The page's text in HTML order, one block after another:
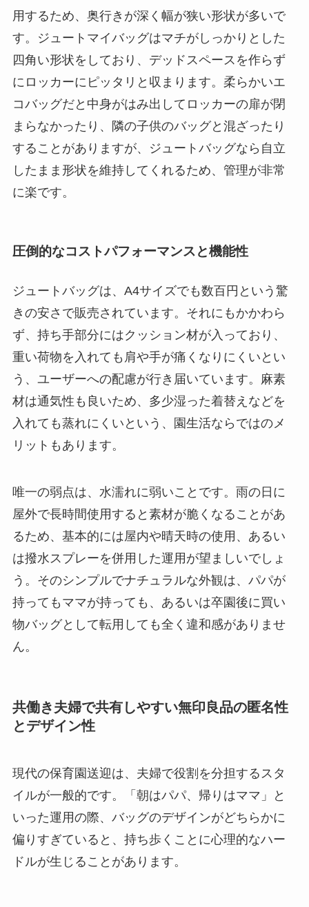
用するため、奥行きが深く幅が狭い形状が多いで
す。ジュートマイバッグはマチがしっかりとした
四角い形状をしており、デッドスペースを作らず
にロッカーにピッタリと収まります。柔らかいエ
コバッグだと中身がはみ出してロッカーの扉が閉
まらなかったり、隣の子供のバッグと混ざったり
することがありますが、ジュートバッグなら自立
したまま形状を維持してくれるため、管理が非常
に楽です。
圧倒的なコストパフォーマンスと機能性
ジュートバッグは、A4サイズでも数百円という驚
きの安さで販売されています。それにもかかわら
ず、持ち手部分にはクッション材が入っており、
重い荷物を入れても肩や手が痛くなりにくいとい
う、ユーザーへの配慮が行き届いています。麻素
材は通気性も良いため、多少湿った着替えなどを
入れても蒸れにくいという、園生活ならではのメ
リットもあります。
唯一の弱点は、水濡れに弱いことです。雨の日に
屋外で長時間使用すると素材が脆くなることがあ
るため、基本的には屋内や晴天時の使用、あるい
は撥水スプレーを併用した運用が望ましいでしょ
う。そのシンプルでナチュラルな外観は、パパが
持ってもママが持っても、あるいは卒園後に買い
物バッグとして転用しても全く違和感がありませ
ん。
共働き夫婦で共有しやすい無印良品の匿名性
とデザイン性
現代の保育園送迎は、夫婦で役割を分担するスタ
イルが一般的です。「朝はパパ、帰りはママ」と
いった運用の際、バッグのデザインがどちらかに
偏りすぎていると、持ち歩くことに心理的なハー
ドルが生じることがあります。